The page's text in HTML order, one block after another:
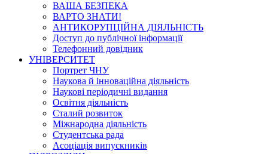
ВАША БЕЗПЕКА
ВАРТО ЗНАТИ!
АНТИКОРУПЦІЙНА ДІЯЛЬНІСТЬ
Доступ до публічної інформації
Телефонний довідник
УНІВЕРСИТЕТ
Портрет ЧНУ
Наукова й інноваційна діяльність
Наукові періодичні видання
Освітня діяльність
Сталий розвиток
Міжнародна діяльність
Студентська рада
Асоціація випускників